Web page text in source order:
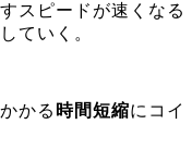
スピードが速くなる
ていく。
かる 時間短縮にコイ